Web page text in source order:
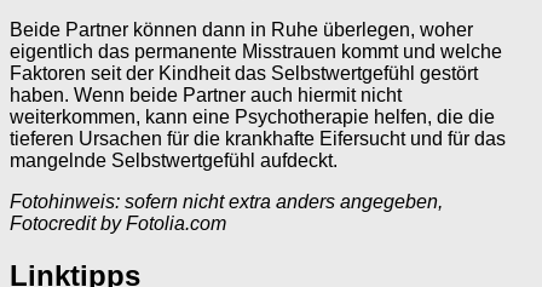
Beide Partner können dann in Ruhe überlegen, woher
eigentlich das permanente Misstrauen kommt und welche
Faktoren seit der Kindheit das Selbstwertgefühl gestört
haben. Wenn beide Partner auch hiermit nicht
weiterkommen, kann eine Psychotherapie helfen, die die
tieferen Ursachen für die krankhafte Eifersucht und für das
mangelnde Selbstwertgefühl aufdeckt.
Fotohinweis: sofern nicht extra anders angegeben,
Fotocredit by Fotolia.com
Linktipps